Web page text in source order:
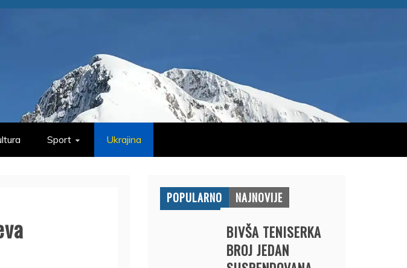
Sport Ukrajina
POPULARNO NAJNOVIJE
BIVŠA TENISERKA
BROJ JEDAN